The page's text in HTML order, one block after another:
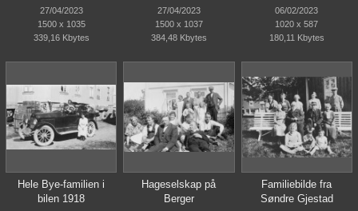
27/04/2023
1500 x 1035
339,16 Kbytes
27/04/2023
1500 x 1037
384,48 Kbytes
06/02/2023
1020 x 587
180,11 Kbytes
Hele Bye-familien i
bilen 1918
Hageselskap på
Berger
Familiebilde fra
Søndre Gjestad